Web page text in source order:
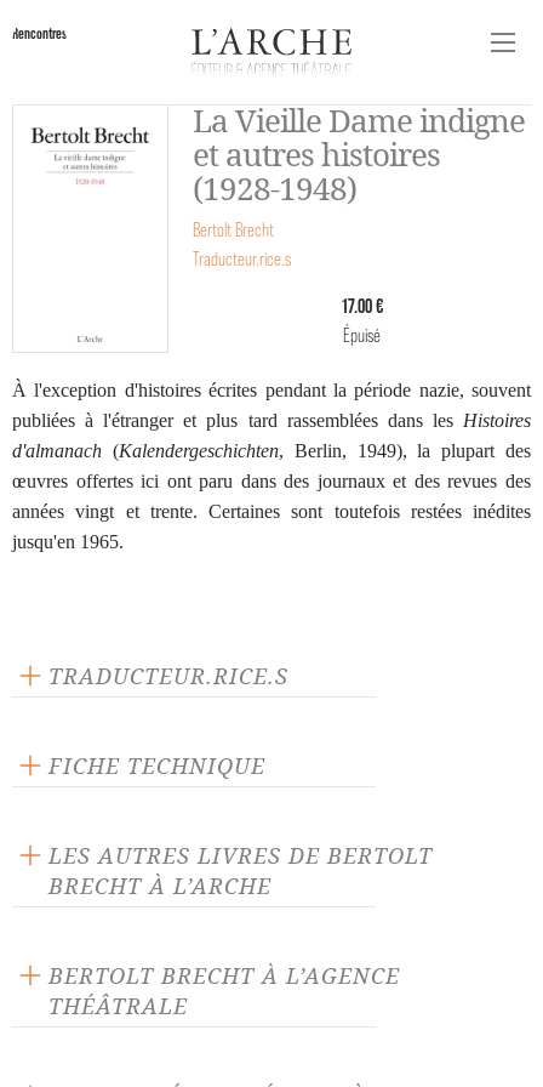
Rencontres
La Vieille Dame indigne
et autres histoires
(1928-1948)
Bertolt Brecht
Traducteur.rice.s
17.00 €
Épuisé
À l'exception d'histoires écrites pendant la période nazie, souvent
publiées à l'étranger et plus tard rassemblées dans les Histoires
d'almanach (Kalendergeschichten, Berlin, 1949), la plupart des
œuvres offertes ici ont paru dans des journaux et des revues des
années vingt et trente. Certaines sont toutefois restées inédites
jusqu'en 1965.
TRADUCTEUR.RICE.S
Ruth Ballangé
Maurice Regnaut
FICHE TECHNIQUE
204 pages
Prix : 17.00 €
Langue source : allemand
LES AUTRES LIVRES DE BERTOLT
BRECHT À L’ARCHE
BERTOLT BRECHT À L’AGENCE
THÉÂTRALE